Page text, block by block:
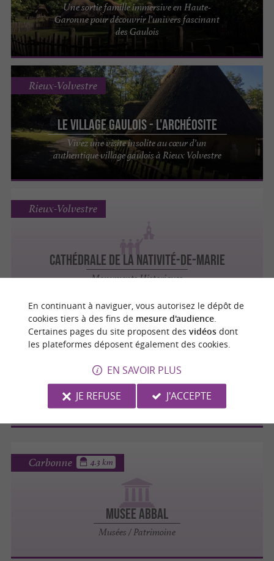
Une sortie famille immersive en Haute-
Garonne pour découvrir l’univers fascinant
des Gaulois
Le Village Gaulois - L'Archéosite
Vivez une visite insolite au cœur d’un
authentique village gaulois à Rieux Volvestre
Rieux-Volvestre
CATHÉDRALE DE LA NATIVITÉ-DE-MARIE
Monuments Historiques
Rieux-Volvestre
Balade des remparts
Châteaux
Carbonne 3.4 km
MUSEE ABBAL
Musées / Patrimoine
Carbonne 4.3 km
En continuant à naviguer, vous autorisez le dépôt de
cookies tiers à des fins de mesure d'audience.
Certaines pages du site proposent des vidéosdont
les plateformes déposent également des cookies.
EN SAVOIR PLUS
JE REFUSE
J'ACCEPTE